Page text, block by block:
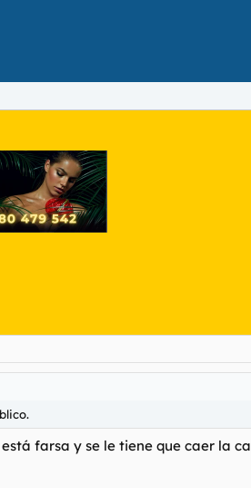
farsa y se le tiene que caer la